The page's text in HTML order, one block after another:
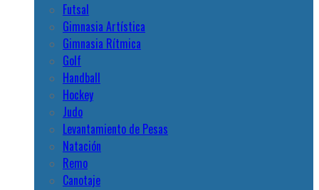
Futsal
Gimnasia Artística
Gimnasia Rítmica
Golf
Handball
Hockey
Judo
Levantamiento de Pesas
Natación
Remo
Canotaje